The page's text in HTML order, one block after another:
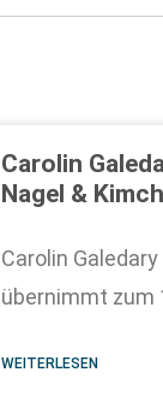
Carolin
Nagel &
Carolin
übernimmt zum
WEITERLESEN